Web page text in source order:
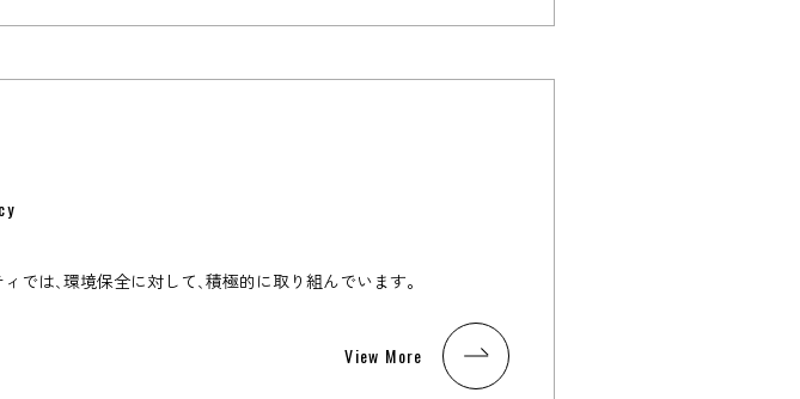
では､環境保全に対して､積極的に取り組んでいます。
View More